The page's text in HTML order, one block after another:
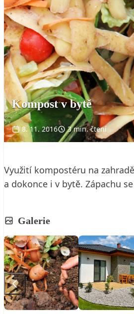
Kompost v bytě
8. 11. 2016 3 min. čtení
Využití kompostéru na
a dokonce i v bytě. Zápachu
Galerie